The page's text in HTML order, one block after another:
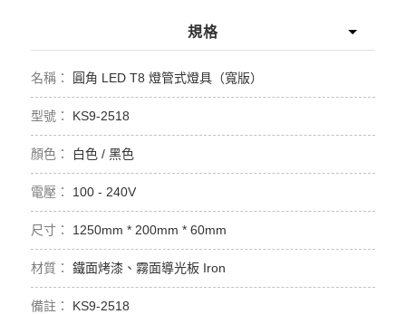
規格
圓角 LED T8 燈管式燈具（寬版）
KS9-2518
白色 / 黑色
100 - 240V
1250mm * 200mm * 60mm
鐵面烤漆、霧面導光板 Iron
KS9-2518